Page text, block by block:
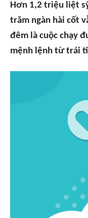
Hơn 1,2 triệu liệt
trăm ngàn hài cốt
đêm là cuộc chạy
mệnh lệnh từ trái